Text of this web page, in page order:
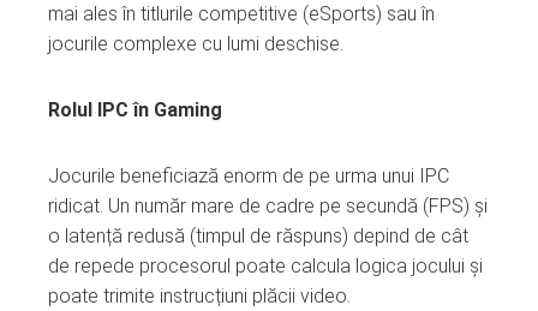
mai ales în titlurile competitive (eSports) sau în
jocurile complexe cu lumi deschise.
Rolul IPC în Gaming
Jocurile beneficiază enorm de pe urma unui IPC
ridicat. Un număr mare de cadre pe secundă (FPS) și
o latență redusă (timpul de răspuns) depind de cât
de repede procesorul poate calcula logica jocului și
poate trimite instrucțiuni plăcii video.